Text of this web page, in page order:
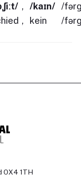
,
,
/kaɪn/
kein
/
/
OX4 1TH